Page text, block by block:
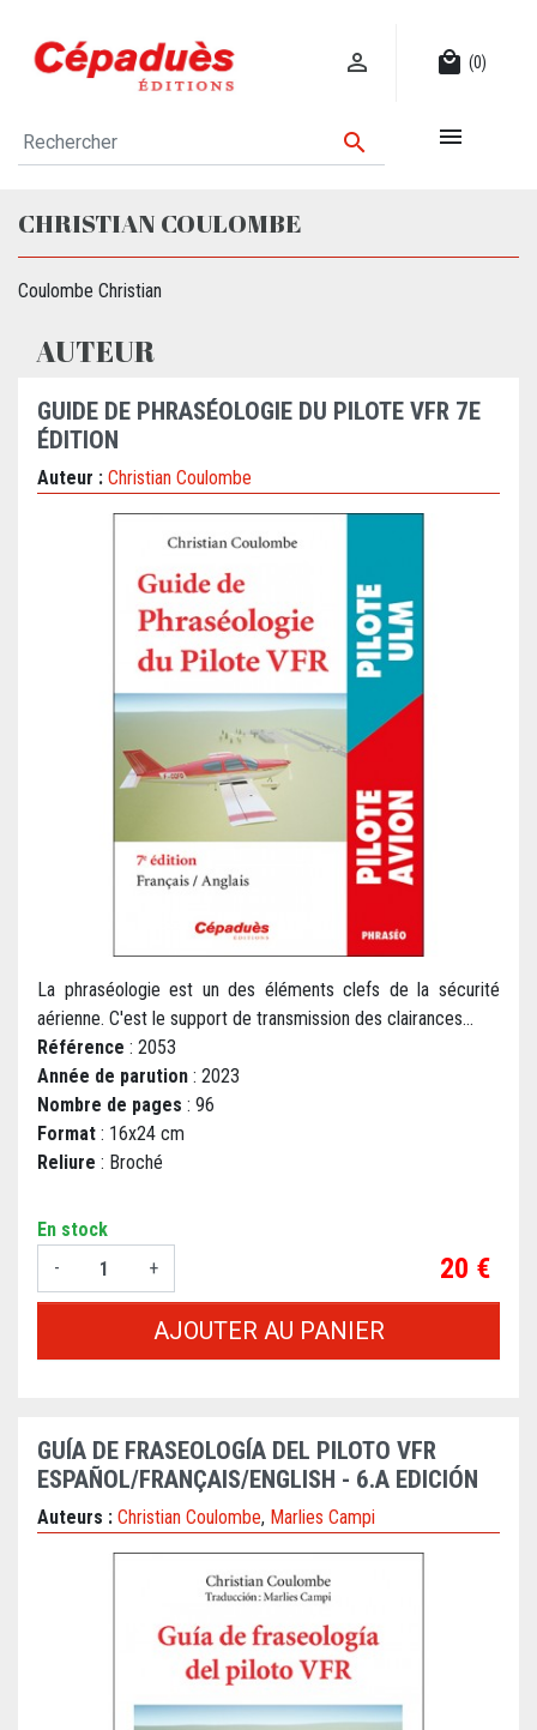
 local_mall (0)
 
CHRISTIAN COULOMBE
Coulombe Christian
AUTEUR
GUIDE DE PHRASÉOLOGIE DU PILOTE VFR 7E
ÉDITION
Auteur : Christian Coulombe
La phraséologie est un des éléments clefs de la sécurité
aérienne. C'est le support de transmission des clairances...
Référence : 2053
Année de parution : 2023
Nombre de pages : 96
Format : 16x24 cm
Reliure : Broché
En stock
-
+ Prix
20 €
AJOUTER AU PANIER
GUÍA DE FRASEOLOGÍA DEL PILOTO VFR
ESPAÑOL/FRANÇAIS/ENGLISH - 6.A EDICIÓN
Auteurs : Christian Coulombe, Marlies Campi